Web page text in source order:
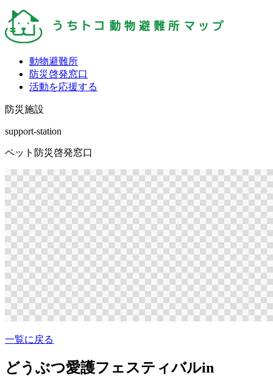
動物避難所
防災啓発窓口
活動を応援する
防災施設
support-station
ペット防災啓発窓口
一覧に戻る
どうぶつ愛護フェスティバルin